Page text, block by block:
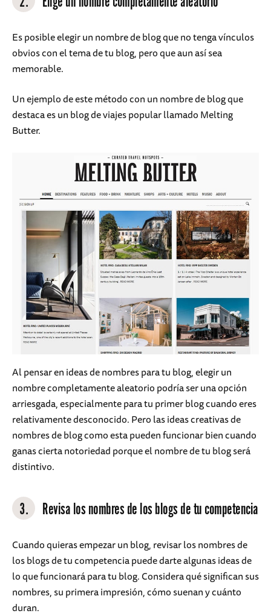
Es posible elegir un nombre de blog que no tenga vínculos
obvios con el tema de tu blog, pero que aun así sea
memorable.
Un ejemplo de este método con un nombre de blog que
destaca es un blog de viajes popular llamado Melting
Butter.
Al pensar en ideas de nombres para tu blog, elegir un
nombre completamente aleatorio podría ser una opción
arriesgada, especialmente para tu primer blog cuando eres
relativamente desconocido. Pero las ideas creativas de
nombres de blog como esta pueden funcionar bien cuando
ganas cierta notoriedad porque el nombre de tu blog será
distintivo.
3. Revisa los nombres de los blogs de tu competencia
Cuando quieras empezar un blog, revisar los nombres de
los blogs de tu competencia puede darte algunas ideas de
lo que funcionará para tu blog. Considera qué significan sus
nombres, su primera impresión, cómo suenan y cuánto
duran.